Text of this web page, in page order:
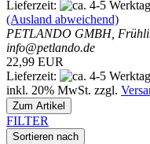
Lieferzeit:
(Ausland abweichend)
PETLANDO GMBH,
info@petlando.de
22,99 EUR
Lieferzeit:
inkl. 20% MwSt. zzgl.
Zum Artikel
FILTER
Sortieren nach